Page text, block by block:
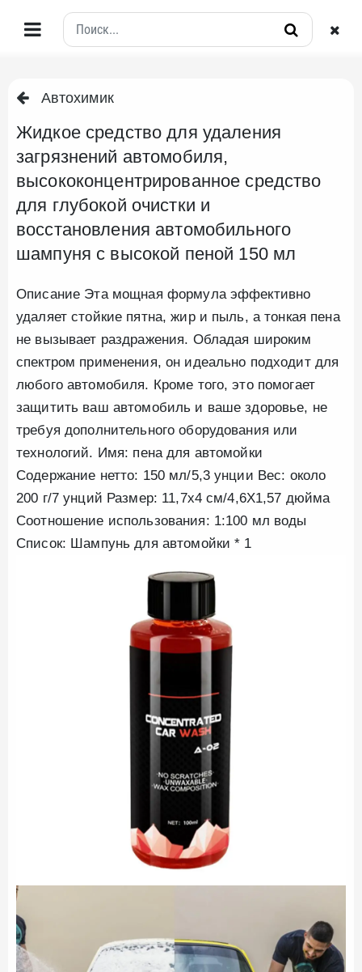
Автохимик
Жидкое средство для удаления
загрязнений автомобиля,
высококонцентрированное средство
для глубокой очистки и
восстановления автомобильного
шампуня с высокой пеной 150 мл
Описание Эта мощная формула эффективно
удаляет стойкие пятна, жир и пыль, а тонкая пена
не вызывает раздражения. Обладая широким
спектром применения, он идеально подходит для
любого автомобиля. Кроме того, это помогает
защитить ваш автомобиль и ваше здоровье, не
требуя дополнительного оборудования или
технологий. Имя: пена для автомойки
Содержание нетто: 150 мл/5,3 унции Вес: около
200 г/7 унций Размер: 11,7x4 см/4,6X1,57 дюйма
Соотношение использования: 1:100 мл воды
Список: Шампунь для автомойки * 1